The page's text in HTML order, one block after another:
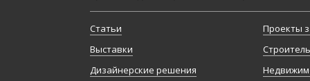
Статьи
Выставки
Дизайнерские решения
Проекты